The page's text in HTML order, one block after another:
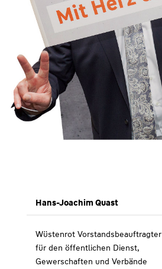
Hans-Joachim Quast
Wüstenrot Vorstandsbeauftragter
für den öffentlichen Dienst,
Gewerschaften und Verbände